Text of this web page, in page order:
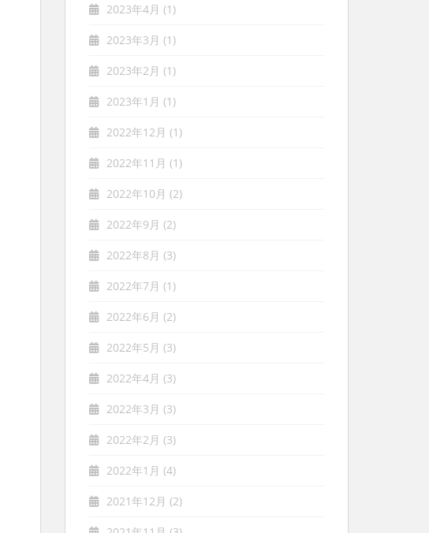
2023年4月 (1)
2023年3月 (1)
2023年2月 (1)
2023年1月 (1)
2022年12月 (1)
2022年11月 (1)
2022年10月 (2)
2022年9月 (2)
2022年8月 (3)
2022年7月 (1)
2022年6月 (2)
2022年5月 (3)
2022年4月 (3)
2022年3月 (3)
2022年2月 (3)
2022年1月 (4)
2021年12月 (2)